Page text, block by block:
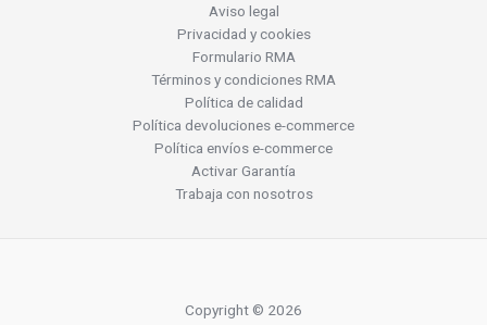
Aviso legal
Privacidad y cookies
Formulario RMA
Términos y condiciones RMA
Política de calidad
Política devoluciones e-commerce
Política envíos e-commerce
Activar Garantía
Trabaja con nosotros
Copyright © 2026